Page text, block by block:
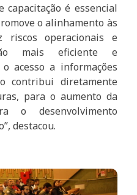
capacitação é essencial
o alinhamento às
riscos operacionais e
mais eficiente e
acesso a informações
contribui diretamente
para o aumento da
o desenvolvimento
destacou.